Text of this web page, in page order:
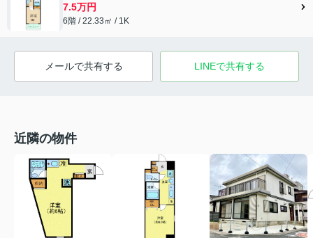
7.5万円
6階 / 22.33㎡ / 1K
メールで共有する LINEで共有する
近隣の物件